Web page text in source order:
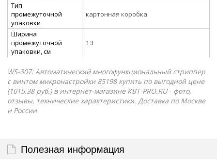
Тип
промежуточной
упаковки
картонная коробка
Ширина
промежуточной
упаковки, см
13
WS-307: Автоматический многофункциональный стриппер
с винтом микронастройки 85198 купить по выгодной цене
(1015.38 руб.) в интернет-магазине КВТ-PRO.RU - фото,
отзывы, технические характеристики. Доставка по Москве
и России
Полезная информация